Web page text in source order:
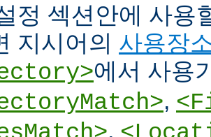
정 섹션안에 사용
지시어의 사용장
에서 사용
,
,